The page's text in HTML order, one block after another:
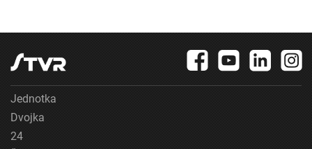
Jednotka
Dvojka
24